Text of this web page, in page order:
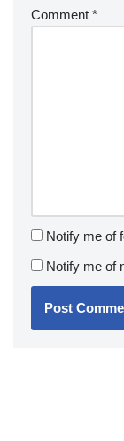
Comment *
Notify me of
Notify me of